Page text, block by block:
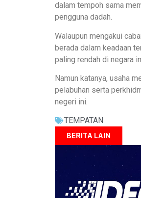
dalam tempoh sama
pengguna dadah.
Walaupun mengakui
berada dalam keadaan
paling rendah di negara
Namun katanya, usaha
pelabuhan serta
negeri ini.
TEMPATAN
BERITA LAIN